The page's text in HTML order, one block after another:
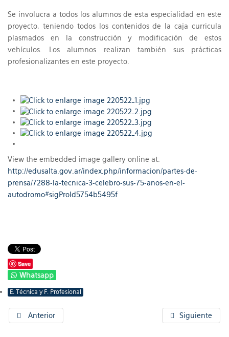
Se involucra a todos los alumnos de esta especialidad en este
proyecto, teniendo todos los contenidos de la caja curricula
plasmados en la construcción y modificación de estos
vehículos. Los alumnos realizan también sus prácticas
profesionalizantes en este proyecto.
View the embedded image gallery online at:
http://edusalta.gov.ar/index.php/informacion/partes-de-
prensa/7288-la-tecnica-3-celebro-sus-75-anos-en-el-
autodromo#sigProId5754b5495f
Save
Whatsapp
E. Técnica y F. Profesional
Anterior Siguiente